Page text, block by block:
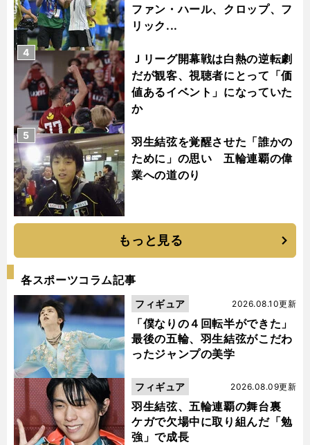
ファン・ハール、クロップ、フ
リック...
Ｊリーグ開幕戦は白熱の逆転劇
だが観客、視聴者にとって「価
値あるイベント」になっていた
か
4
羽生結弦を覚醒させた「誰かの
ために」の思い 五輪連覇の偉
業への道のり
5
もっと見る
各スポーツコラム記事
「僕なりの４回転半ができた」
最後の五輪、羽生結弦がこだわ
ったジャンプの美学
2026.08.10更新
フィギュア
羽生結弦、五輪連覇の舞台裏
ケガで欠場中に取り組んだ「勉
強」で成長
2026.08.09更新
フィギュア